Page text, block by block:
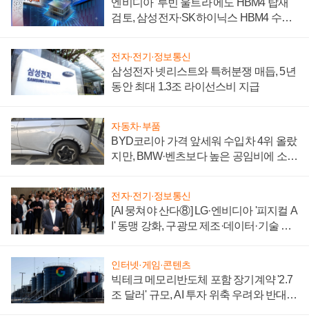
검토, 삼성전자·SK하이닉스 HBM4 수율
전자·전기·정보통신
삼성전자 넷리스트와 특허분쟁 매듭, 5년
동안 최대 1.3조 라이선스비 지급
자동차·부품
BYD코리아 가격 앞세워 수입차 4위 올랐
지만, BMW·벤츠보다 높은 공임비에 소비
전자·전기·정보통신
[AI 뭉쳐야 산다⑧] LG·엔비디아 '피지컬 A
I' 동맹 강화, 구광모 제조·데이터·기술 결
인터넷·게임·콘텐츠
빅테크 메모리반도체 포함 장기계약 '2.7
조 달러' 규모, AI 투자 위축 우려와 반대